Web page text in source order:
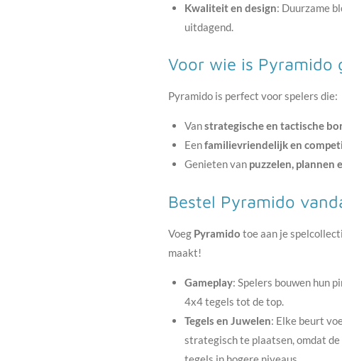
Kwaliteit en design: Duurzame
uitdagend.
Voor wie is Pyramido
Pyramido is perfect voor spelers die:
Vanstrategische en tactische
Eenfamilievriendelijk en
Genieten van puzzelen, plannen
Bestel Pyramido
Voeg Pyramido toe aan je
maakt!
Gameplay: Spelers bouwen hun
4x4 tegels tot de top.
Tegels en Juwelen: Elke beurt
strategisch te plaatsen, omdat